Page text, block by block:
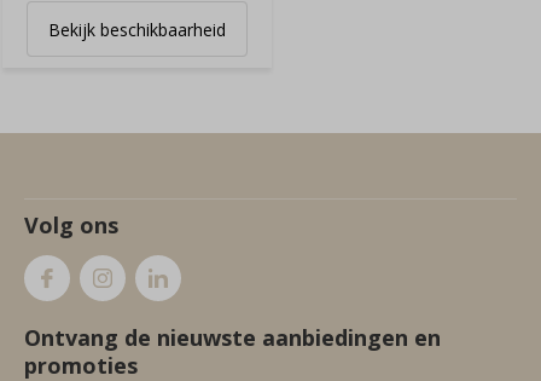
Bekijk beschikbaarheid
Volg ons
Ontvang de nieuwste aanbiedingen en
promoties